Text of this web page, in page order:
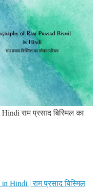
राम प्रसाद बिस्मिल का
Hindi | राम प्रसाद बिस्मिल